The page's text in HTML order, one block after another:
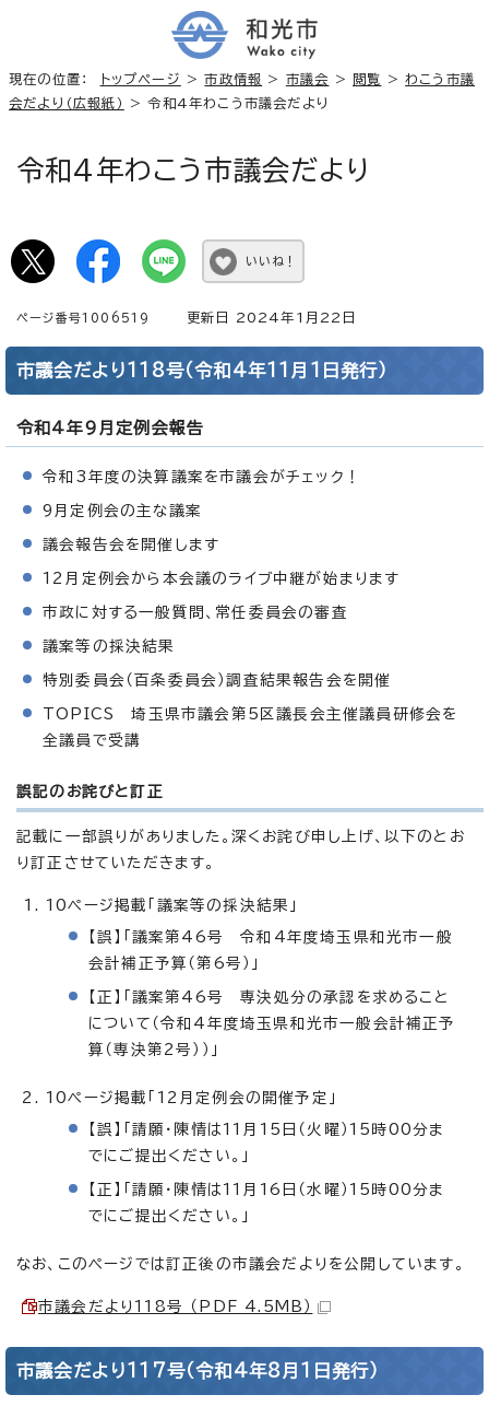
現在の位置： トップページ >市政情報 > 市議会 > 閲覧 >わこう市議
会だより（広報紙）
> 令和4年わこう市議会だより
令和4年わこう市議会だより
いいね！
ページ番号1006519 更新日 2024年1月22日
市議会だより118号（令和4年11月1日発行）
令和4年9月定例会報告
令和3年度の決算議案を市議会がチェック！
9月定例会の主な議案
議会報告会を開催します
12月定例会から本会議のライブ中継が始まります
市政に対する一般質問、常任委員会の審査
議案等の採決結果
特別委員会（百条委員会）調査結果報告会を開催
TOPICS 埼玉県市議会第5区議長会主催議員研修会を
全議員で受講
誤記のお詫びと訂正
記載に一部誤りがありました。深くお詫び申し上げ、以下のとお
り訂正させていただきます。
10ページ掲載「議案等の採決結果」
【誤】「議案第46号 令和4年度埼玉県和光市一般
会計補正予算（第6号）」
【正】「議案第46号 専決処分の承認を求めること
について（令和4年度埼玉県和光市一般会計補正予
算（専決第2号））」
10ページ掲載「12月定例会の開催予定」
【誤】「請願・陳情は11月15日（火曜）15時00分ま
でにご提出ください。」
【正】「請願・陳情は11月16日（水曜）15時00分ま
でにご提出ください。」
なお、このページでは訂正後の市議会だよりを公開しています。
市議会だより118号 （PDF 4.5MB）
市議会だより117号（令和4年8月1日発行）